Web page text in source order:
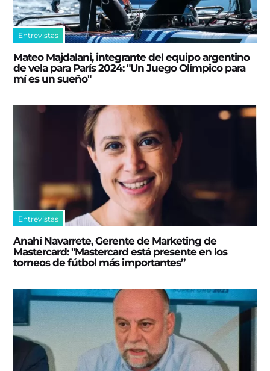
Entrevistas
Mateo Majdalani, integrante del equipo argentino
de vela para París 2024: "Un Juego Olímpico para
mí es un sueño"
Entrevistas
Anahí Navarrete, Gerente de Marketing de
Mastercard: "Mastercard está presente en los
torneos de fútbol más importantes”